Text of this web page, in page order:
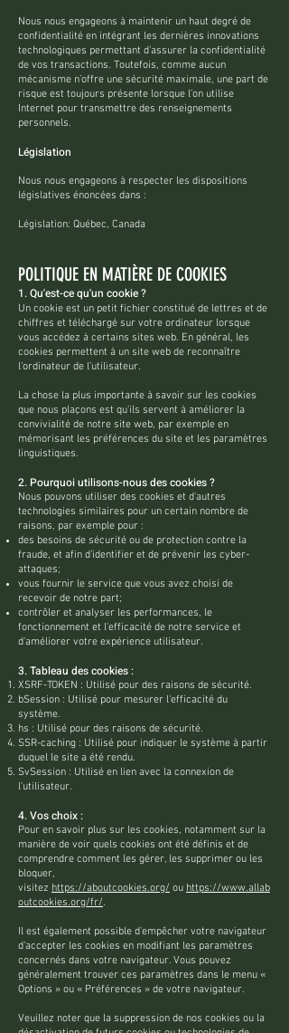
Nous nous engageons à maintenir un haut degré de
confidentialité en intégrant les dernières innovations
technologiques permettant d’assurer la confidentialité
de vos transactions. Toutefois, comme aucun
mécanisme n’offre une sécurité maximale, une part de
risque est toujours présente lorsque l’on utilise
Internet pour transmettre des renseignements
personnels.
Législation
Nous nous engageons à respecter les dispositions
législatives énoncées dans :
Législation: Québec, Canada
POLITIQUE EN MATIÈRE DE COOKIES
1. Qu'est-ce qu'un cookie ?
Un cookie est un petit fichier constitué de lettres et de
chiffres et téléchargé sur votre ordinateur lorsque
vous accédez à certains sites web. En général, les
cookies permettent à un site web de reconnaître
l'ordinateur de l’utilisateur.
La chose la plus importante à savoir sur les cookies
que nous plaçons est qu'ils servent à améliorer la
convivialité de notre site web, par exemple en
mémorisant les préférences du site et les paramètres
linguistiques.
2. Pourquoi utilisons-nous des cookies ?
Nous pouvons utiliser des cookies et d'autres
technologies similaires pour un certain nombre de
raisons, par exemple pour :
des besoins de sécurité ou de protection contre la
fraude, et afin d'identifier et de prévenir les cyber-
attaques;
vous fournir le service que vous avez choisi de
recevoir de notre part;
contrôler et analyser les performances, le
fonctionnement et l'efficacité de notre service et
d'améliorer votre expérience utilisateur.
3. Tableau des cookies :
XSRF-TOKEN : Utilisé pour des raisons de sécurité.
bSession : Utilisé pour mesurer l'efficacité du
système.
hs : Utilisé pour des raisons de sécurité.
SSR-caching : Utilisé pour indiquer le système à partir
duquel le site a été rendu.
SvSession : Utilisé en lien avec la connexion de
l'utilisateur.
4. Vos choix :
Pour en savoir plus sur les cookies, notamment sur la
manière de voir quels cookies ont été définis et de
comprendre comment les gérer, les supprimer ou les
bloquer,
visitez https://aboutcookies.org/ ou https://www.allab
outcookies.org/fr/.
Il est également possible d'empêcher votre navigateur
d'accepter les cookies en modifiant les paramètres
concernés dans votre navigateur. Vous pouvez
généralement trouver ces paramètres dans le menu «
Options » ou « Préférences » de votre navigateur.
Veuillez noter que la suppression de nos cookies ou la